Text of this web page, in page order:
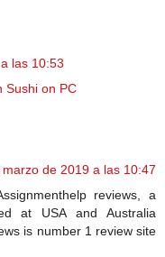
las 10:53
Sushi on PC
marzo de 2019 a las 10:47
reviews, a
at USA and Australia
is number 1 review site